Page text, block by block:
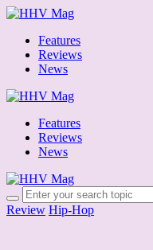
Features
Reviews
News
Features
Reviews
News
Review Hip-Hop